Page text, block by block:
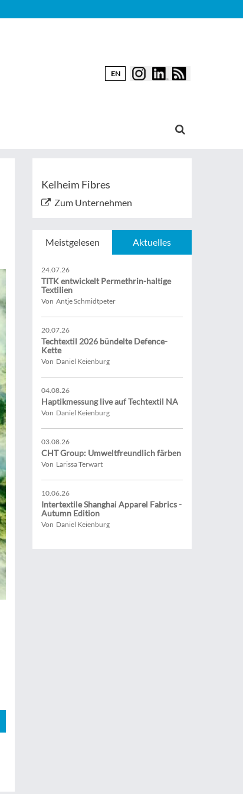
EN
Kelheim Fibres
Zum Unternehmen
Meistgelesen Aktuelles
24.07.26
TITK entwickelt Permethrin-haltige
Textilien
Von Antje Schmidtpeter
20.07.26
Techtextil 2026 bündelte Defence-
Kette
Von Daniel Keienburg
04.08.26
Haptikmessung live auf Techtextil NA
Von Daniel Keienburg
03.08.26
CHT Group: Umweltfreundlich färben
Von Larissa Terwart
10.06.26
Intertextile Shanghai Apparel Fabrics -
Autumn Edition
Von Daniel Keienburg